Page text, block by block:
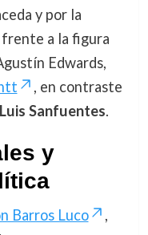
y por la
a la figura
Edwards,
, en contraste
Sanfuentes.
y
Barros Luco
,